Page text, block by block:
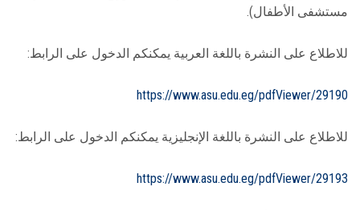
‏مستشفى الأطفال).
للاطلاع على النشرة باللغة العربية يمكنكم الدخول على الرابط:
https://www.asu.edu.eg/pdfViewer/29190
للاطلاع على النشرة باللغة الإنجليزية يمكنكم الدخول على الرابط:
https://www.asu.edu.eg/pdfViewer/29193